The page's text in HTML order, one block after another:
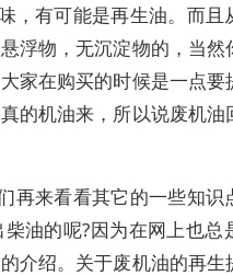
，有可能是再生油。而且
浮物，无沉淀物的，当然
家在购买的时候是一点要
的机油来，所以说废机油
再来看看其它的一些知识
油的呢?因为在网上也总
介绍。关于废机油的再生